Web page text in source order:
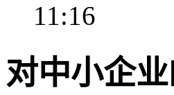
11:16
对中小企